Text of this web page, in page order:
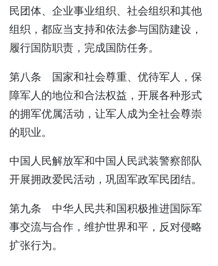
民团体、企业事业组织、社会组织和其他
组织，都应当支持和依法参与国防建设，
履行国防职责，完成国防任务。
第八条 国家和社会尊重、优待军人，保
障军人的地位和合法权益，开展各种形式
的拥军优属活动，让军人成为全社会尊崇
的职业。
中国人民解放军和中国人民武装警察部队
开展拥政爱民活动，巩固军政军民团结。
第九条 中华人民共和国积极推进国际军
事交流与合作，维护世界和平，反对侵略
扩张行为。